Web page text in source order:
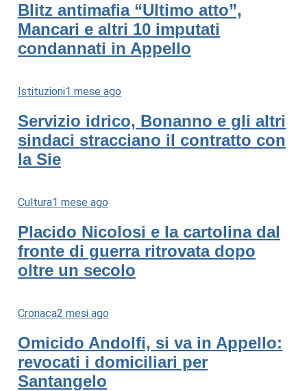
Blitz antimafia “Ultimo atto”,
Mancari e altri 10 imputati
condannati in Appello
Istituzioni1 mese ago
Servizio idrico, Bonanno e gli altri
sindaci stracciano il contratto con
la Sie
Cultura1 mese ago
Placido Nicolosi e la cartolina dal
fronte di guerra ritrovata dopo
oltre un secolo
Cronaca2 mesi ago
Omicido Andolfi, si va in Appello:
revocati i domiciliari per
Santangelo